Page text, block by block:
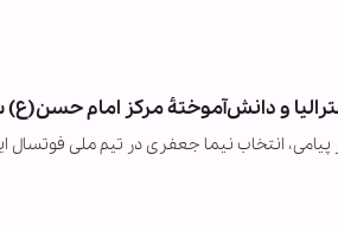
و دانش‌آموختۀ مرکز امام
انتخاب نیما جعفری در تیم ملی